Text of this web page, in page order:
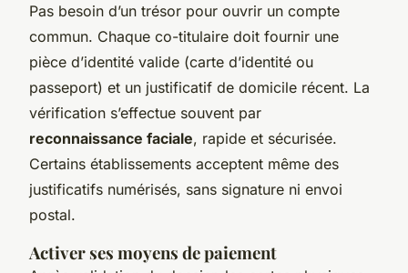
Pas besoin d’un trésor pour ouvrir un compte
commun. Chaque co-titulaire doit fournir une
pièce d’identité valide (carte d’identité ou
passeport) et un justificatif de domicile récent. La
vérification s’effectue souvent par
reconnaissance faciale, rapide et sécurisée.
Certains établissements acceptent même des
justificatifs numérisés, sans signature ni envoi
postal.
Activer ses moyens de paiement